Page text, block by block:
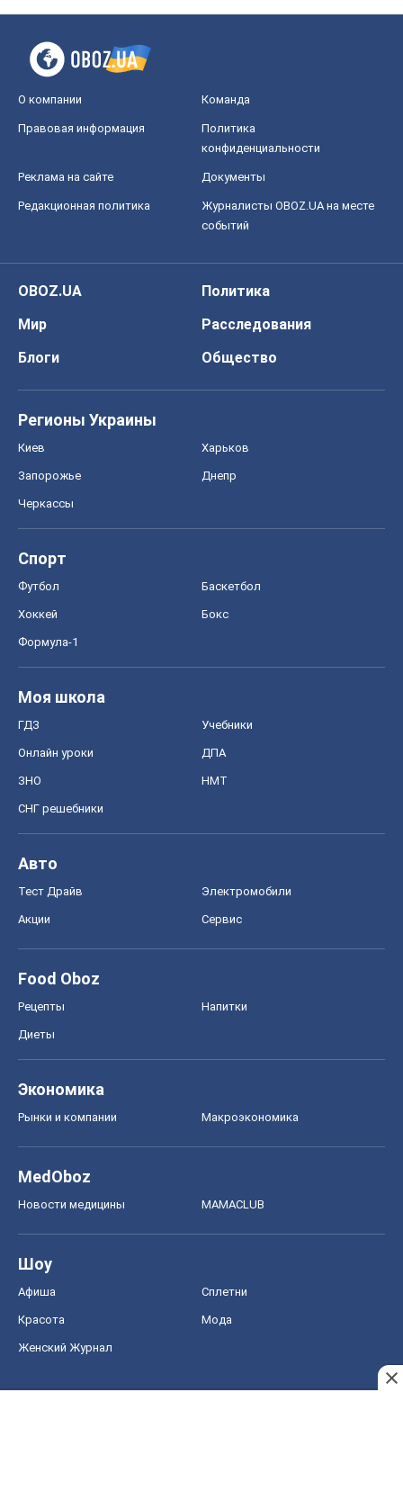
О компании Команда
Правовая информация
Политика
конфиденциальности
Реклама на сайте Документы
Редакционная политика
Журналисты OBOZ.UA на месте
событий
OBOZ.UA
Политика
Мир
Расследования
Блоги
Общество
Регионы Украины
Киев Харьков
Запорожье Днепр
Черкассы
Спорт
Футбол Баскетбол
Хоккей Бокс
Формула-1
Моя школа
ГДЗ Учебники
Онлайн уроки ДПА
ЗНО НМТ
СНГ решебники
Авто
Тест Драйв Электромобили
Акции Сервис
Food Oboz
Рецепты Напитки
Диеты
Экономика
Рынки и компании Mакроэкономика
MedOboz
Новости медицины MAMACLUB
Шоу
Афиша Сплетни
Красота Мода
Женский Журнал